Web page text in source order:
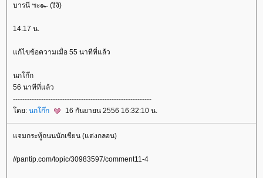
บารนี ๚ะ๛ (งิงิ)
14.17 น.
ก้ไขข้อความเมื่อ 55 นาทีที่แล้ว
นกโก๊ก
56 นาทีที่แล้ว
-----------------------------------------------------------
ดย: นกโก๊ก 16 กันยายน 2556 16:32:10 น.
จมกระทู้ถนนนักเขียน (แต่งกลอน)
//pantip.com/topic/30983597/comment11-4